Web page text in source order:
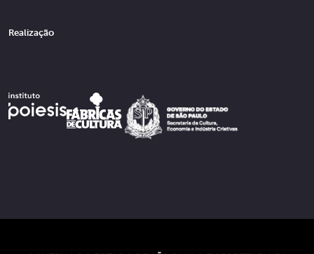
Realização